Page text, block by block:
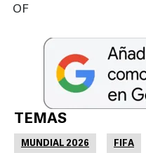
OF
TEMAS
MUNDIAL 2026 FIFA